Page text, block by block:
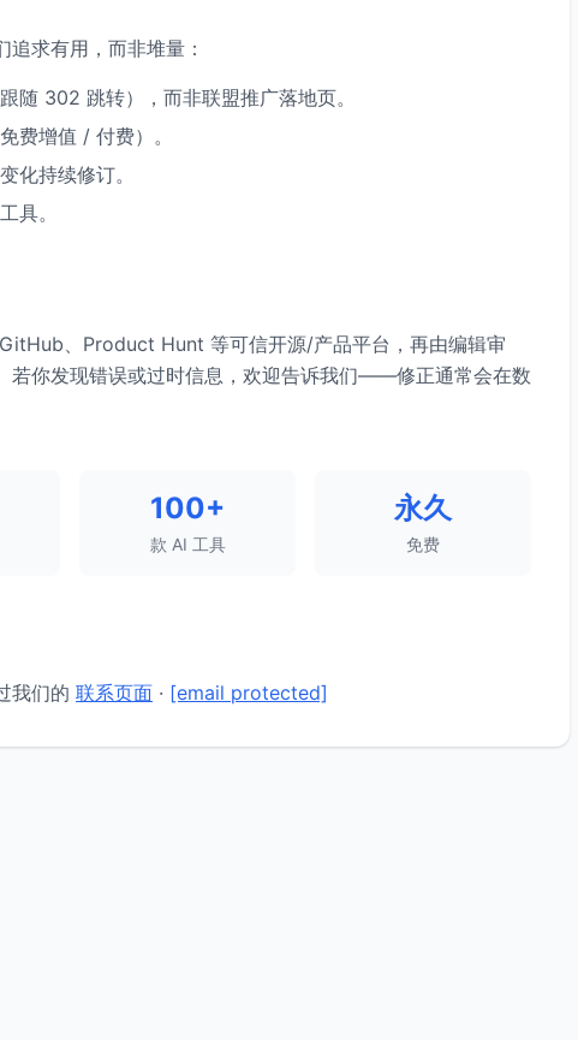
求有用，而非堆量：
随 302 跳转），而非联盟推广落地页。
费增值 / 付费）。
化持续修订。
具。
、Product Hunt 等可信开源/产品平台，再由编辑审
若你发现错误或过时信息，欢迎告诉我们——修正通常会在数
100+
款 AI 工具
永久
免费
我们的 联系页面 · [email protected]